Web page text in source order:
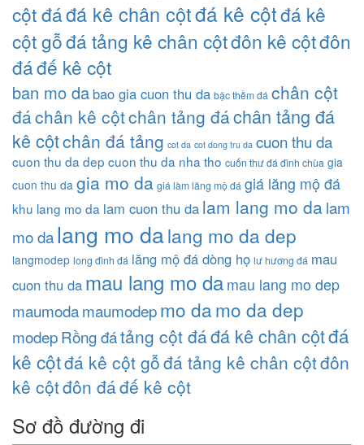
cột đáđá kê chân cộtđá kê cộtđá kê
cột gỗđá tảng kê chân cộtđôn kê cộtđôn
đáđế kê cột
ban mo da bao gia cuon thu da bậc thềm đá chân cột
đáchân kê cộtchân tảng đáchân tảng đá
kê cộtchân đá tảng cot da cot dong tru da cuon thu da
cuon thu da dep cuon thu da nha tho cuốn thư đá đình chùa gia
cuon thu da gia mo da giá làm lăng mộ đá giá lăng mộ đá
khu lang mo da lam cuon thu da lam lang mo dalam
mo dalang mo dalang mo da dep
langmodep long đình đá lăng mộ đá dòng họ lư hương đá mau
cuon thu da mau lang mo damau lang mo dep
maumodamaumodepmo damo da dep
modepRồng đátảng cột đáđá kê chân cộtđá
kê cộtđá kê cột gỗđá tảng kê chân cộtđôn
kê cộtđôn đáđế kê cột
Sơ đồ đường đi